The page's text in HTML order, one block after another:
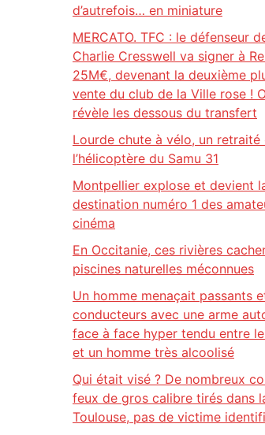
d’autrefois… en miniature
MERCATO. TFC : le défenseur
Charlie Cresswell va signer à
25M€, devenant la deuxième
vente du club de la Ville rose !
révèle les dessous du transfert
Lourde chute à vélo, un retraité
l’hélicoptère du Samu 31
Montpellier explose et devient
destination numéro 1 des
cinéma
En Occitanie, ces rivières
piscines naturelles méconnues
Un homme menaçait passants
conducteurs avec une arme
face à face hyper tendu entre
et un homme très alcoolisé
Qui était visé ? De nombreux
feux de gros calibre tirés dans
Toulouse, pas de victime